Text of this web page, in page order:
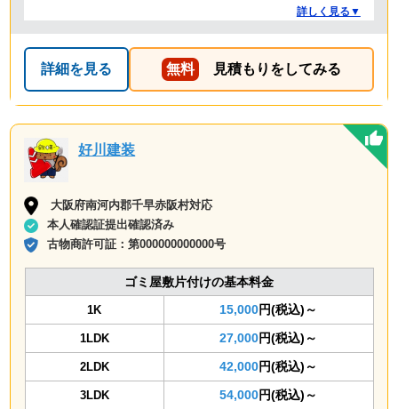
ですが、 対応や話し方も、丁寧で優しく、 作業自体も素
詳しく見る▼
詳細を見る 無料 見積もりをしてみる
好川建装
大阪府南河内郡千早赤阪村対応
本人確認証提出確認済み
古物商許可証：第000000000000号
ゴミ屋敷片付けの基本料金
1K 15,000円(税込)～
1LDK 27,000円(税込)～
2LDK 42,000円(税込)～
3LDK 54,000円(税込)～